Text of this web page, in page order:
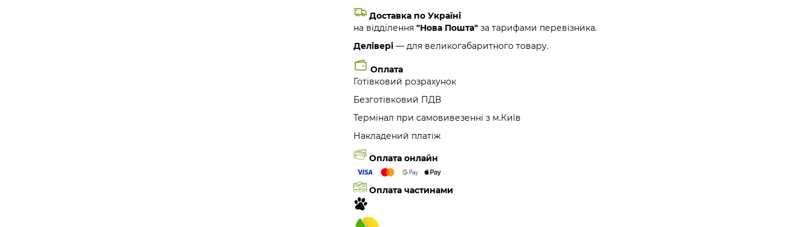
Доставка по Україні
на відділення"Нова Пошта"за тарифами перевізника.
Делівері — для великогабаритного товару.
Оплата
Готівковий розрахунок
Безготівковий ПДВ
Термінал при самовивезенні з м.Київ
Накладений платіж
Оплата онлайн
Оплата частинами